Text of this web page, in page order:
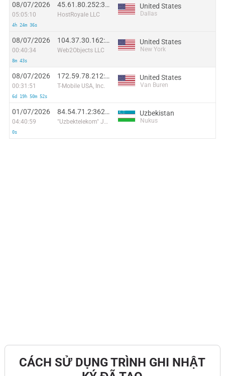
08/07/2026
05:05:10
4h 24m 36s
45.61.80.252:33503
HostRoyale LLC
United States
Dallas
08/07/2026
00:40:34
8m 43s
104.37.30.162:40716
Web2Objects LLC
United States
New York
08/07/2026
00:31:51
6d 19h 50m 52s
172.59.78.212:1424
T-Mobile USA, Inc.
United States
Van Buren
01/07/2026
04:40:59
0s
84.54.71.2:36271
"Uzbektelekom" Joint Stock Company
Uzbekistan
Nukus
CÁCH SỬ DỤNG TRÌNH GHI NHẬT